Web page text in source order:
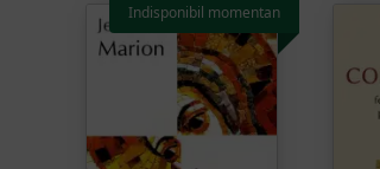
Indisponibil momentan